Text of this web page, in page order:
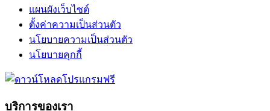
แผนผังเว็บไซต์
ตั้งค่าความเป็นส่วนตัว
นโยบายความเป็นส่วนตัว
นโยบายคุกกี้
บริการของเรา